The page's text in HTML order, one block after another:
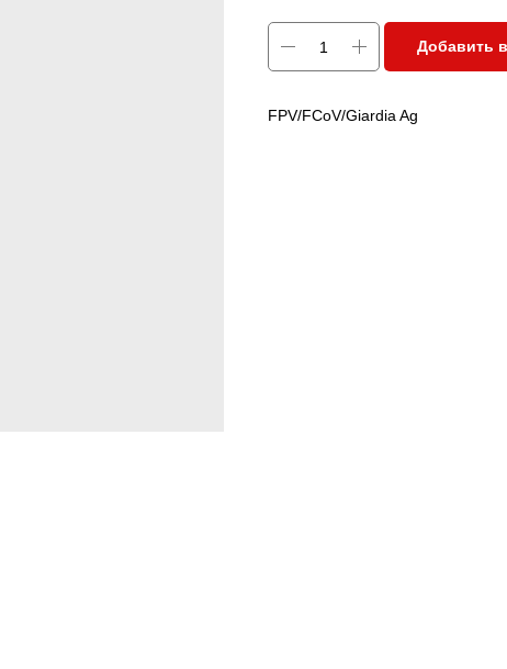
Добавить
FPV/FCoV/Giardia Ag